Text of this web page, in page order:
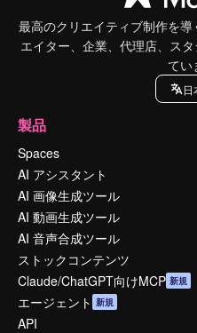
最高のクリエイティブ制作を
エイター、企業、代理店、ス
てい
製品
Spaces
AI アシスタント
AI 画像生成ツール
AI 動画生成ツール
AI 音声合成ツール
ストックコンテンツ
Claude/ChatGPT向けMCP 新規
エージェント 新規
API